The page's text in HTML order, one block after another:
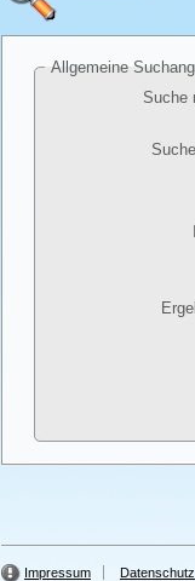
Allgemeine
Suche
Impressum Datenschutz